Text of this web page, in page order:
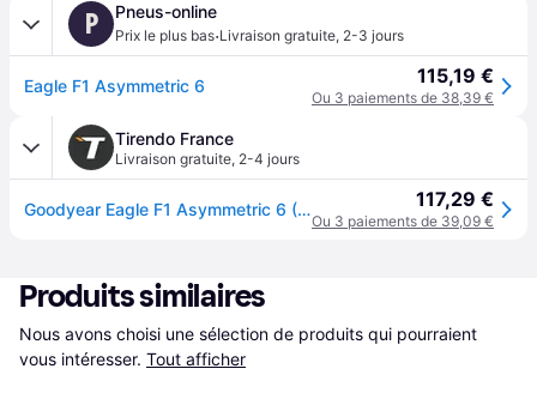
P Pneus-online
Prix le plus bas·Livraison gratuite, 2-3 jours
Eagle F1 Asymmetric 6 115,19 €
Ou 3 paiements de 38,39 €
Tirendo France
Livraison gratuite, 2-4 jours
Goodyear Eagle F1 Asymmetric 6 ( 245/40 R18 93Y EVR, avec protège-jante (MFS) ) 117,29 €
Ou 3 paiements de 39,09 €
Produits similaires
Nous avons choisi une sélection de produits qui pourraient
vous intéresser. Tout afficher